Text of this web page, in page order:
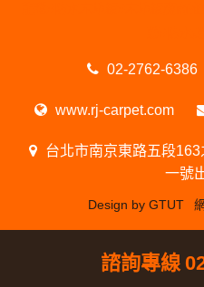
02-2762-6386
www.rj-carpet.com
台北市南京東路五段
一號
Design by GTUT
諮詢專線